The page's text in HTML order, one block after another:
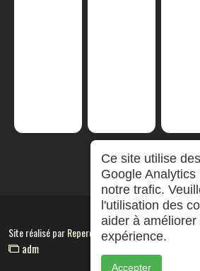
Site réalisé parRepereCom
adm
Ce site utilise
Google
notre trafic.
l'utilisation des
aider à améliorer
expérience.
Accepter